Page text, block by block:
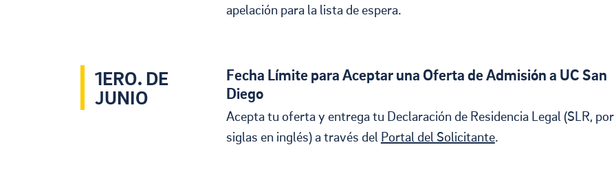
apelación para la lista de espera.
1ERO. DE
JUNIO
Fecha Límite para Aceptar una Oferta de Admisión a UC San
Diego
Acepta tu oferta y entrega tu Declaración de Residencia Legal (SLR,
siglas en inglés) a través del Portal del Solicitante.